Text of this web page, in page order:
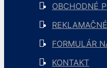
OBCHODNÉ
FORMULÁR
KONTAKT